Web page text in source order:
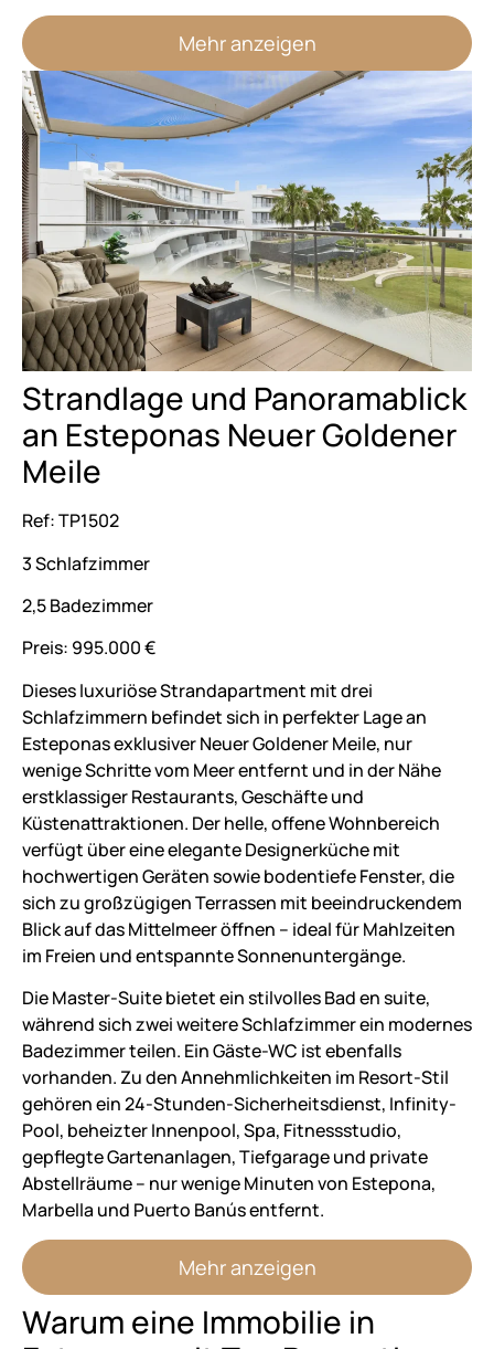
Mehr anzeigen
Strandlage und Panoramablick
an Esteponas Neuer Goldener
Meile
Ref: TP1502
3 Schlafzimmer
2,5 Badezimmer
Preis: 995.000 €
Dieses luxuriöse Strandapartment mit drei
Schlafzimmern befindet sich in perfekter Lage an
Esteponas exklusiver Neuer Goldener Meile, nur
wenige Schritte vom Meer entfernt und in der Nähe
erstklassiger Restaurants, Geschäfte und
Küstenattraktionen. Der helle, offene Wohnbereich
verfügt über eine elegante Designerküche mit
hochwertigen Geräten sowie bodentiefe Fenster, die
sich zu großzügigen Terrassen mit beeindruckendem
Blick auf das Mittelmeer öffnen – ideal für Mahlzeiten
im Freien und entspannte Sonnenuntergänge.
Die Master-Suite bietet ein stilvolles Bad en suite,
während sich zwei weitere Schlafzimmer ein modernes
Badezimmer teilen. Ein Gäste-WC ist ebenfalls
vorhanden. Zu den Annehmlichkeiten im Resort-Stil
gehören ein 24-Stunden-Sicherheitsdienst, Infinity-
Pool, beheizter Innenpool, Spa, Fitnessstudio,
gepflegte Gartenanlagen, Tiefgarage und private
Abstellräume – nur wenige Minuten von Estepona,
Marbella und Puerto Banús entfernt.
Mehr anzeigen
Warum eine Immobilie in